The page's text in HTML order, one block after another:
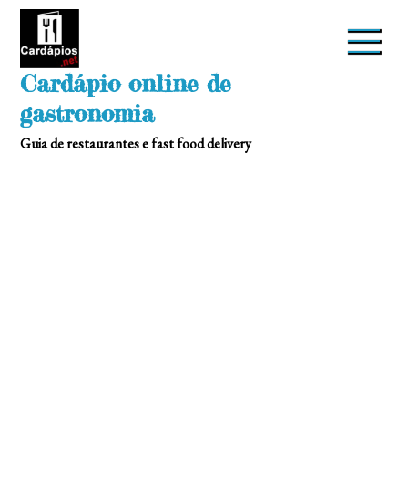
Skip
Cardápio online de
gastronomia
Guia de restaurantes e fast food delivery